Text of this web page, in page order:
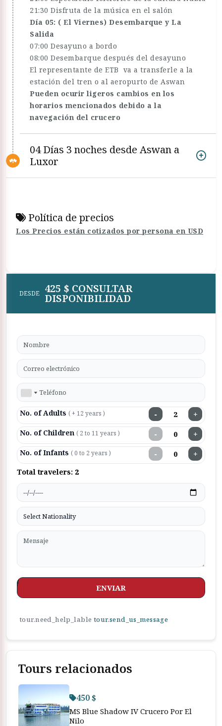
21:30 Disfruta de la música en el salón
Día 05: ( El Viernes) Desembarque y La
Salida
07:00 Desayuno a bordo
08:00 Desembarque después del desayuno
El representante de ETB va a transferle a la
estación del tren o al aeropurto de Aswan
Pueden ocurir ligeros cambios en los
horarios mencionados debido a la
navegación del crucero
04 Días 3 noches desde Aswan a
Luxor
Política de precios
Los Precios están cotizados por persona en USD
DESDE 425 $ CONSULTAR
DISPONIBILIDAD
No. of Adults ( + 12 years ) − +
No. of Children ( 2 to 11 years ) − +
No. of Infants ( 0 to 2 years ) − +
Total travelers: 2
ENVIAR
tour.need_help_lable tour.send_us_message
Tours relacionados
450 $
MS Blue Shadow IV Crucero Por El
Nilo